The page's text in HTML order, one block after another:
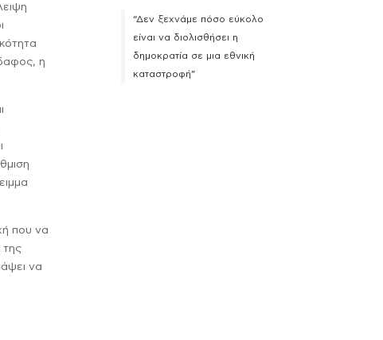
η
που να
της
να
“Δεν ξεχνάμε πόσο εύκολο
είναι να διολισθήσει η
δημοκρατία σε μια εθνική
καταστροφή”